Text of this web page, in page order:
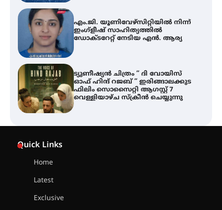
ട്യുണീഷ്യൻ ചിത്രം ” ദി വോയിസ്
ഓഫ് ഹിന്ദ് റജബ് ” ഇരിങ്ങാലക്കുട
ഫിലിം സൊസൈറ്റി ആഗസ്റ്റ് 7
വെള്ളിയാഴ്ച സ്‌ക്രീൻ ചെയ്യുന്നു
തിരനോട്ടം ‘അരങ്ങ് 2026’ ഉണർന്നു
Quick Links
Home
Latest
Exclusive